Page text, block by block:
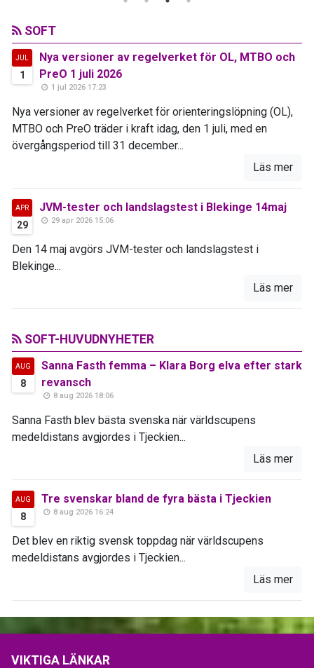
SOFT
JUL
1
Nya versioner av regelverket för OL, MTBO och
PreO 1 juli 2026
1 jul 2026 17:23
Nya versioner av regelverket för orienteringslöpning (OL),
MTBO och PreO träder i kraft idag, den 1 juli, med en
övergångsperiod till 31 december...
Läs mer
APR
29
JVM-tester och landslagstest i Blekinge 14maj
29 apr 2026 15:06
Den 14 maj avgörs JVM-tester och landslagstest i
Blekinge...
Läs mer
SOFT-HUVUDNYHETER
AUG
8
Sanna Fasth femma – Klara Borg elva efter stark
revansch
8 aug 2026 18:06
Sanna Fasth blev bästa svenska när världscupens
medeldistans avgjordes i Tjeckien...
Läs mer
AUG
8
Tre svenskar bland de fyra bästa i Tjeckien
8 aug 2026 16:24
Det blev en riktig svensk toppdag när världscupens
medeldistans avgjordes i Tjeckien...
Läs mer
VIKTIGA LÄNKAR